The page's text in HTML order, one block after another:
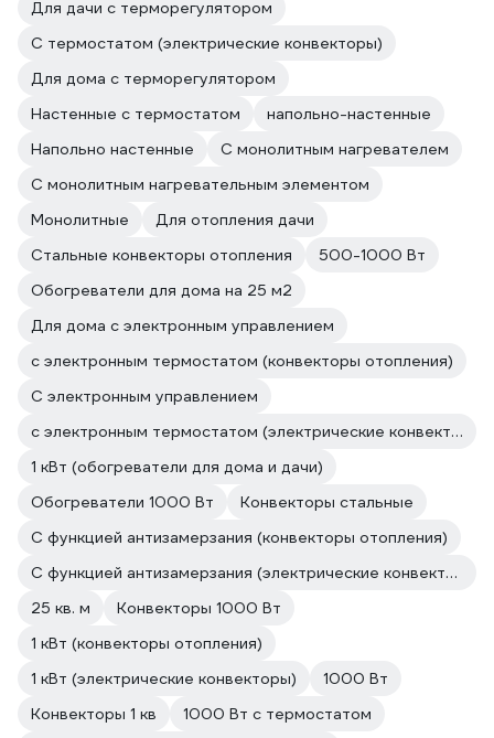
Для дачи с терморегулятором
С термостатом (электрические конвекторы)
Для дома с терморегулятором
Настенные с термостатом
напольно-настенные
Напольно настенные
С монолитным нагревателем
С монолитным нагревательным элементом
Монолитные
Для отопления дачи
Стальные конвекторы отопления
500-1000 Вт
Обогреватели для дома на 25 м2
Для дома с электронным управлением
с электронным термостатом (конвекторы отопления)
С электронным управлением
с электронным термостатом (электрические конвекторы)
1 кВт (обогреватели для дома и дачи)
Обогреватели 1000 Вт
Конвекторы стальные
С функцией антизамерзания (конвекторы отопления)
С функцией антизамерзания (электрические конвекторы)
25 кв. м
Конвекторы 1000 Вт
1 кВт (конвекторы отопления)
1 кВт (электрические конвекторы)
1000 Вт
Конвекторы 1 кв
1000 Вт с термостатом